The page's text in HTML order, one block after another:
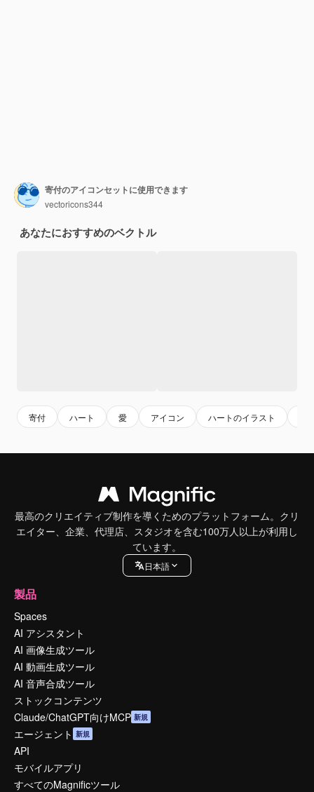
寄付のアイコンセットに使用できます
vectoricons344
あなたにおすすめのベクトル
寄付 ハート 愛 アイコン ハートのイラスト
最高のクリエイティブ制作を導くためのプラットフォーム。クリ
エイター、企業、代理店、スタジオを含む100万人以上が利用し
ています。
日本語
製品
Spaces
AI アシスタント
AI 画像生成ツール
AI 動画生成ツール
AI 音声合成ツール
ストックコンテンツ
Claude/ChatGPT向けMCP 新規
エージェント 新規
API
モバイルアプリ
すべてのMagnificツール